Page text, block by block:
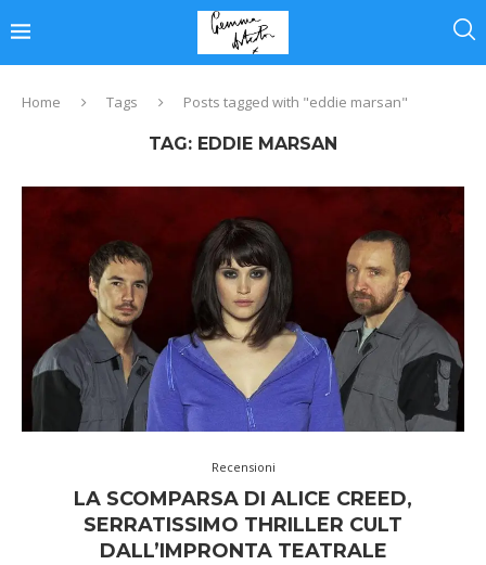
Home Tags Posts tagged with "eddie marsan"
TAG: EDDIE MARSAN
Recensioni
LA SCOMPARSA DI ALICE CREED,
SERRATISSIMO THRILLER CULT
DALL’IMPRONTA TEATRALE